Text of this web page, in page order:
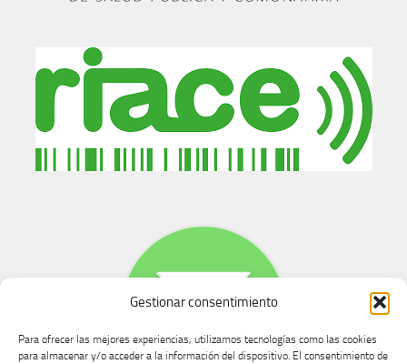
Gestionar consentimiento
Para ofrecer las mejores experiencias, utilizamos tecnologías como las cookies
para almacenar y/o acceder a la información del dispositivo. El consentimiento de